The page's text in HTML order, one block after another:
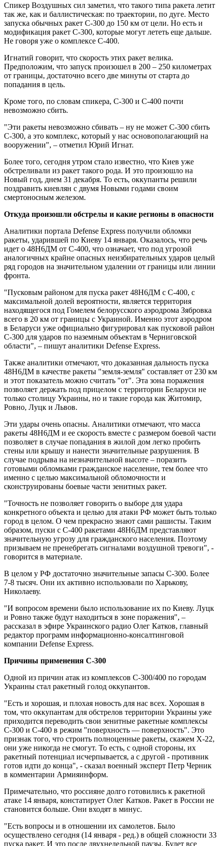
Спикер Воздушных сил заметил, что такого типа ракета летит
так же, как и баллистическая: по траектории, по дуге. Место
запуска обычных ракет С-300 до 150 км от цели. Но есть и
модификация ракет С-300, которые могут лететь еще дальше.
Не говоря уже о комплексе С-400.
Игнатий говорит, что скорость этих ракет велика.
Предположим, что запуск произошел в 200 – 250 километрах
от границы, достаточно всего две минуты от старта до
попадания в цель.
Кроме того, по словам спикера, C-300 и C-400 почти
невозможно сбить.
"Эти ракеты невозможно сбивать – ну не может С-300 сбить
С-300, а это комплекс, который у нас основополагающий на
вооружении", – отметил Юрий Игнат.
Более того, сегодня утром стало известно, что Киев уже
обстреливали из ракет такого рода. И это произошло на
Новый год, днем 31 декабря. То есть, оккупанты решили
поздравить киевлян с двумя Новыми годами своим
смертоносным железом.
Откуда произошли обстрелы и какие регионы в опасности
Аналитики портала Defense Express получили обломки
ракеты, ударившей по Киеву 14 января. Оказалось, что речь
идет о 48Н6ДМ от С-400, что означает, что под угрозой
аналогичных крайне опасных неизбирательных ударов целый
ряд городов на значительном удалении от границы или линии
фронта.
"Пусковым районом для пуска ракет 48Н6ДМ с С-400, с
максимальной долей вероятности, является территория
находящегося под Гомелем белорусского аэродрома Зябровка
всего в 20 км от границы с Украиной. Именно этот аэродром
в Беларуси уже официально фигурировал как пусковой район
С-300 для ударов по наземным объектам в Черниговской
области", – пишут аналитики Defense Express.
Также аналитики отмечают, что доказанная дальность пуска
48Н6ДМ в качестве ракеты "земля-земля" составляет от 230 км
и этот показатель можно считать "от". Эта зона поражения
позволяет держать под прицелом с территории Беларуси не
только столицу Украины, но и такие города как Житомир,
Ровно, Луцк и Львов.
Эти удары очень опасны. Аналитики отмечают, что масса
ракеты 48Н6ДМ и ее скорость вместе с размером боевой части
позволяет в случае попадания в жилой дом легко пробить
стены или крышу и нанести значительные разрушения. В
случае подрыва на незначительной высоте – поразить
готовыми обломками гражданское население, тем более что
именно с целью максимальной обломочности и
сконструированы боевые части зенитных ракет.
"Точность не позволяет говорить о выборе для удара
конкретного объекта и целью для атаки РФ может быть только
город в целом. О чем прекрасно знают сами рашисты. Таким
образом, пуски с С-400 ракетами 48Н6ДМ представляют
значительную угрозу для гражданского населения. Поэтому
призываем не пренебрегать сигналами воздушной тревоги", -
говорится в материале.
В целом у РФ достаточно значительные запасы С-300. Более
7-8 тысяч. Они их активно использовали по Харькову,
Николаеву.
"И вопросом времени было использование их по Киеву. Луцк
и Ровно также будут находиться в зоне поражения", –
рассказал в эфире Украинского радио Олег Катков, главный
редактор программ информационно-консалтинговой
компании Defense Express.
Причины применения С-300
Одной из причин атак из комплексов С-300/400 по городам
Украины стал ракетный голод оккупантов.
"Есть и хорошая, и плохая новость для нас всех. Хорошая в
том, что оккупантам для обстрелов территории Украины уже
приходится переводить свои зенитные ракетные комплексы
С-300 и С-400 в режим "поверхность — поверхность". Это
признак того, что строить полноценные ракеты, скажем Х-22,
они уже никогда не смогут. То есть, с одной стороны, их
ракетный потенциал исчерпывается, а с другой - противник
готов идти до конца", - сказал военный эксперт Петр Черник
в комментарии Армияинформ.
Примечательно, что россияне долго готовились к ракетной
атаке 14 января, констатирует Олег Катков. Ракет в России не
становится больше. Они входят в минус.
"Есть вопросы и в отношении их самолетов. Было
осуществлено сегодня (14 января - ред.) в общей сложности 33
пуска ракет. И это после двухнедельной паузы. Будет все